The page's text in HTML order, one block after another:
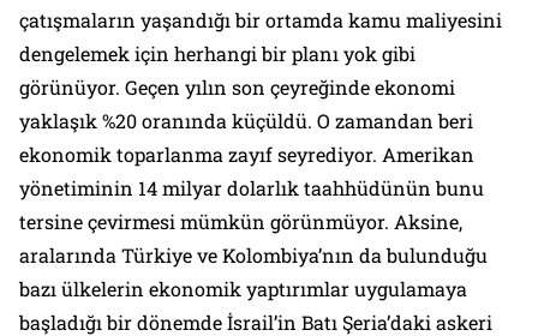
çatışmaların yaşandığı bir ortamda kamu maliyesini
dengelemek için herhangi bir planı yok gibi
görünüyor. Geçen yılın son çeyreğinde ekonomi
yaklaşık %20 oranında küçüldü. O zamandan beri
ekonomik toparlanma zayıf seyrediyor. Amerikan
yönetiminin 14 milyar dolarlık taahhüdünün bunu
tersine çevirmesi mümkün görünmüyor. Aksine,
aralarında Türkiye ve Kolombiya’nın da bulunduğu
bazı ülkelerin ekonomik yaptırımlar uygulamaya
başladığı bir dönemde İsrail’in Batı Şeria’daki askeri